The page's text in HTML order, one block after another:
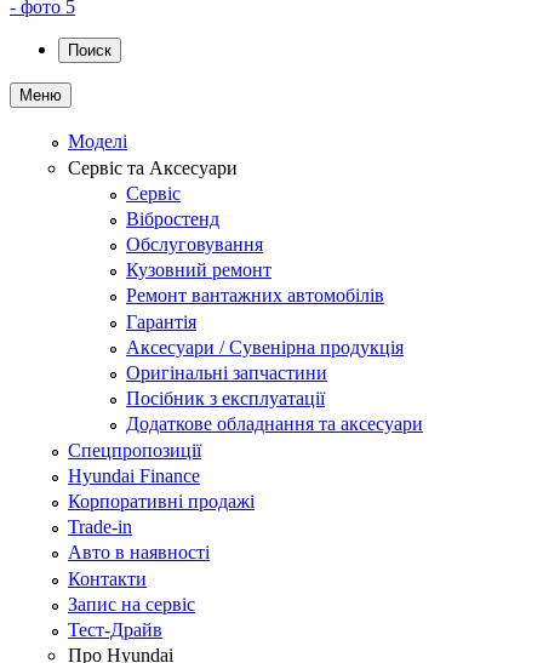
Поиск
Меню
Моделі
Сервіс та Аксесуари
Сервіс
Вібростенд
Обслуговування
Кузовний ремонт
Ремонт вантажних автомобілів
Гарантія
Аксесуари / Сувенірна продукція
Оригінальні запчастини
Посібник з експлуатації
Додаткове обладнання та аксесуари
Спецпропозиції
Hyundai Finance
Корпоративні продажі
Trade-in
Авто в наявності
Контакти
Запис на сервіс
Тест-Драйв
Про Hyundai